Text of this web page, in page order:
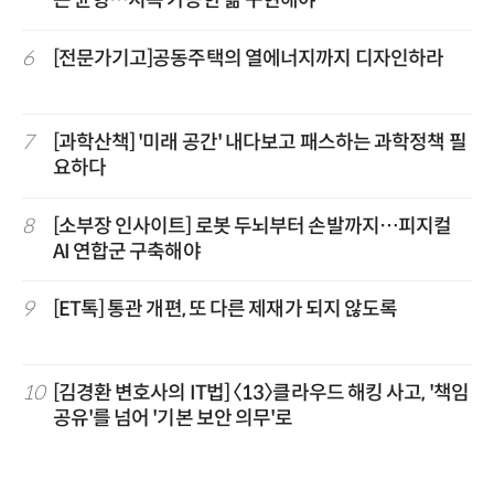
6 [전문가기고]공동주택의 열에너지까지 디자인하라
7
[과학산책] '미래 공간' 내다보고 패스하는 과학정책 필
요하다
8
[소부장 인사이트] 로봇 두뇌부터 손발까지…피지컬
AI 연합군 구축해야
9 [ET톡] 통관 개편, 또 다른 제재가 되지 않도록
10
[김경환 변호사의 IT법] 〈13〉클라우드 해킹 사고, '책임
공유'를 넘어 '기본 보안 의무'로